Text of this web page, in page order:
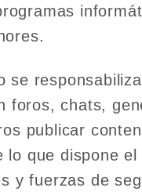
se
foros, chats,
publicar
lo que dispone
y fuerzas de